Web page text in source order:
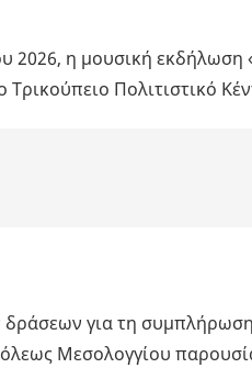
2026, η μουσική εκδήλωση
Πολιτιστικό
δράσεων για τη
Μεσολογγίου